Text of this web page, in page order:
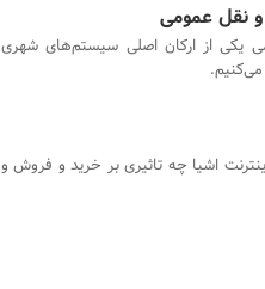
و نقل عمومی
یکی از ارکان اصلی سیستم‌های شهری
اشیا چه تاثیری بر خرید و فروش و